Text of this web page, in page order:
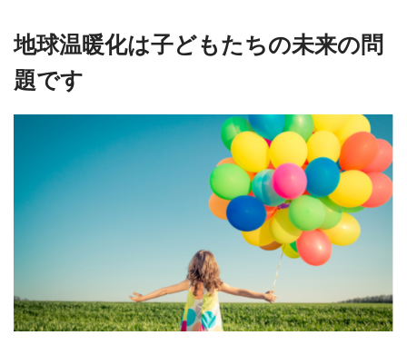
地球温暖化は子どもたちの未来の問
題です